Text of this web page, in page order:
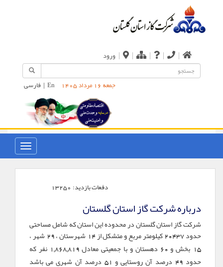
|
|
|
|
| ورود
جمعه 16 مرداد 1405 En
| فارسی
دفعات بازدید: 13250
درباره شرکت گاز استان گلستان
شركت گاز استان گلستان در محدوده این استان كه شامل مساحتی
حدود 20437 كیلومتر مربع و متشكل از14 شهرستان ، 29 شهر ،
15 بخش و 60 دهستان و با جمعیتی معادل 1,868,819 نفر كه
حدود 49 درصد آن روستایی و 51 درصد آن شهری می باشد